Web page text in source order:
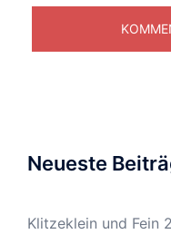
Neueste
Klitzeklein und Fein